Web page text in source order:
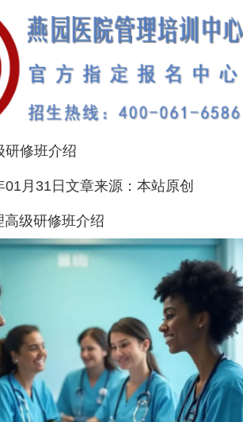
研修班介绍
01月31日 文章来源： 本站原创
高级研修班介绍